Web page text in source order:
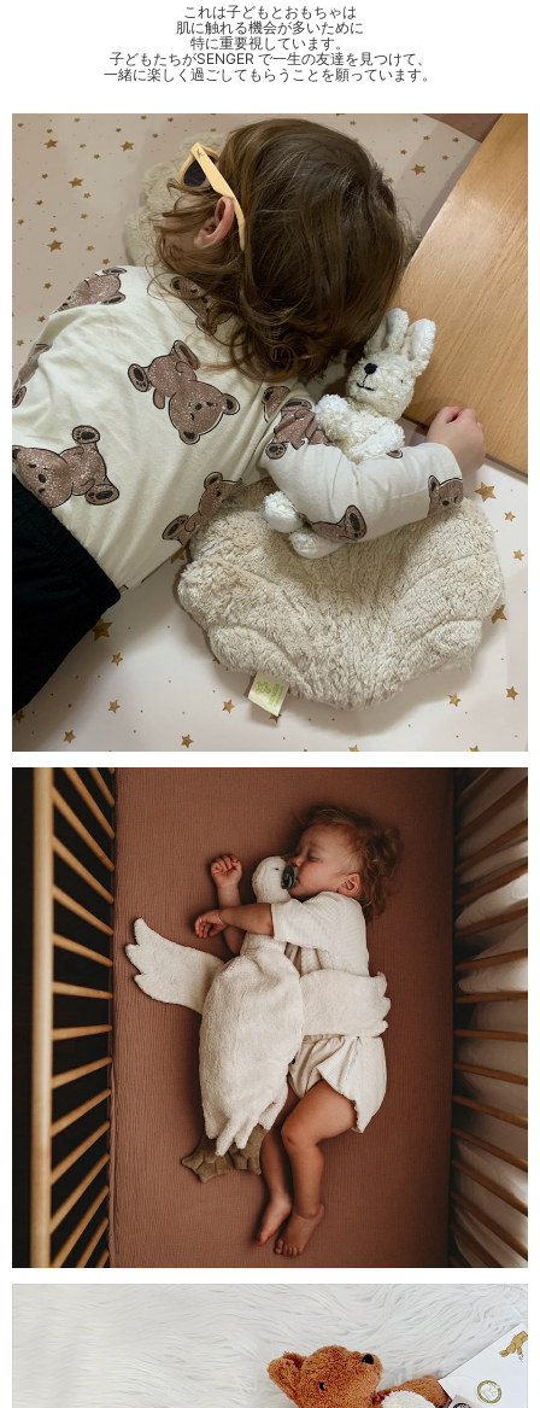
これは子どもとおもちゃは
肌に触れる機会が多いために
特に重要視しています。
子どもたちがSENGER で一生の友達を見つけて、
一緒に楽しく過ごしてもらうことを願っています。